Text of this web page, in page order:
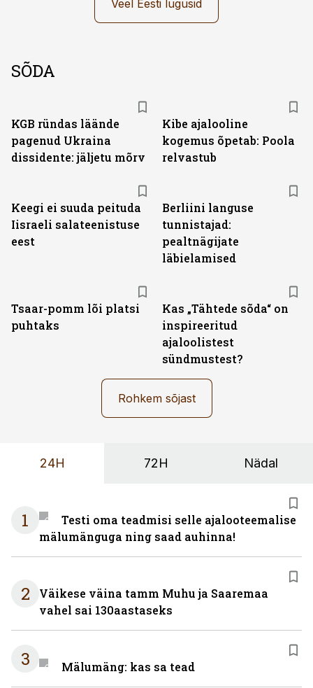
Veel Eesti lugusid
SÕDA
KGB ründas läände
pagenud Ukraina
dissidente: jäljetu mõrv
Kibe ajalooline
kogemus õpetab: Poola
relvastub
Keegi ei suuda peituda
Iisraeli salateenistuse
eest
Berliini languse
tunnistajad:
pealtnägijate
läbielamised
Tsaar-pomm lõi platsi
puhtaks
Kas „Tähtede sõda“ on
inspireeritud
ajaloolistest
sündmustest?
Rohkem sõjast
24H 72H Nädal
1
Testi oma teadmisi selle ajalooteemalise
mälumänguga ning saad auhinna!
2
Väikese väina tamm Muhu ja Saaremaa
vahel sai 130aastaseks
3 Mälumäng: kas sa tead